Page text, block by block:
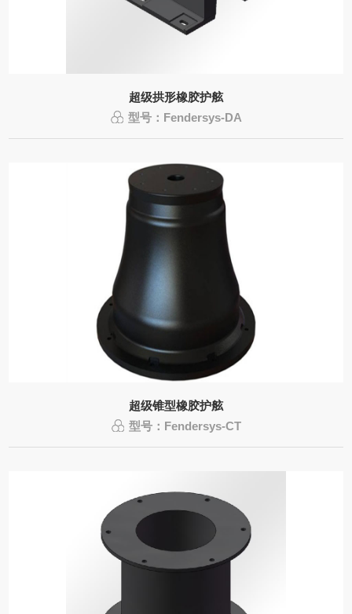
超级拱形橡胶护舷
型号：Fendersys-DA
超级锥型橡胶护舷
型号：Fendersys-CT